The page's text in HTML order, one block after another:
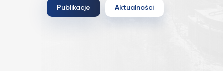
Publikacje Aktualności